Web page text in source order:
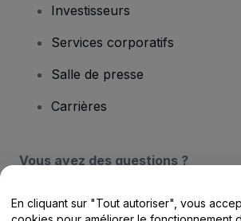
Investisseurs
Services corporatifs
Salle de presse
Carrières
Vous avez des questions ?
Centre d'assistance / Nous
En cliquant sur "Tout autoriser", vous